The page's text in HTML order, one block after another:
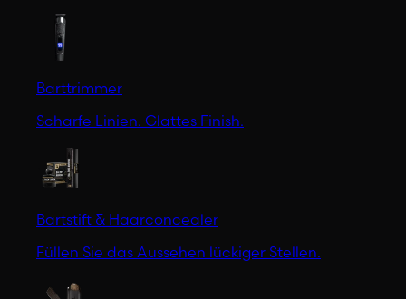
Barttrimmer
Scharfe Linien. Glattes Finish.
Bartstift & Haarconcealer
Füllen Sie das Aussehen lückiger Stellen.